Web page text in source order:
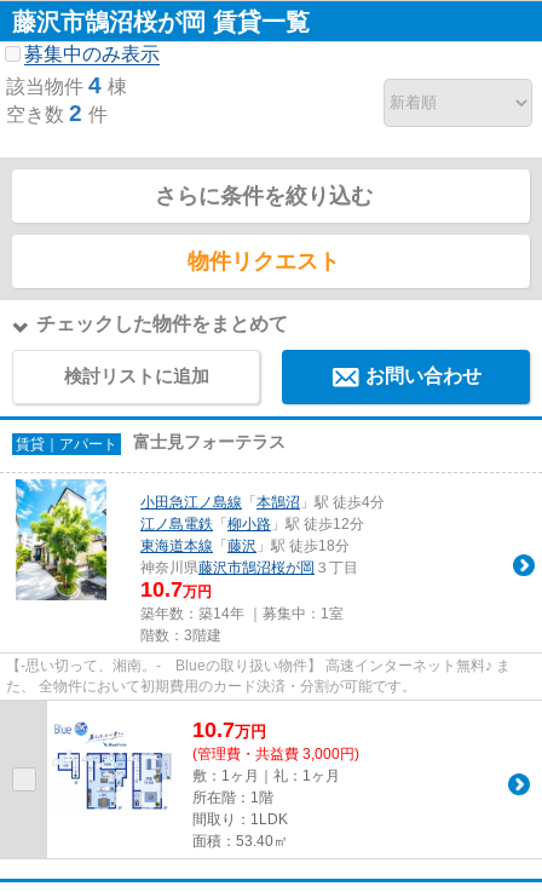
藤沢市鵠沼桜が岡 賃貸一覧
募集中のみ表示
該当物件 4 棟
空き数 2 件
さらに条件を絞り込む
物件リクエスト
チェックした物件をまとめて
検討リストに追加 お問い合わせ
賃貸｜アパート 富士見フォーテラス
小田急江ノ島線 「 本鵠沼 」駅 徒歩4分
江ノ島電鉄 「 柳小路 」駅 徒歩12分
東海道本線 「 藤沢 」駅 徒歩18分
神奈川県藤沢市鵠沼桜が岡 ３丁目
10.7万円
築年数：築14年 ｜募集中： 1室
階数：3階建
【-思い切って、湘南。- Blueの取り扱い物件】 高速インターネット無料♪ ま
た、 全物件において初期費用のカード決済・分割が可能です。
10.7万円
(管理費・共益費 3,000円)
敷：1ヶ月｜礼：1ヶ月
所在階：1階
間取り：1LDK
面積：53.40㎡